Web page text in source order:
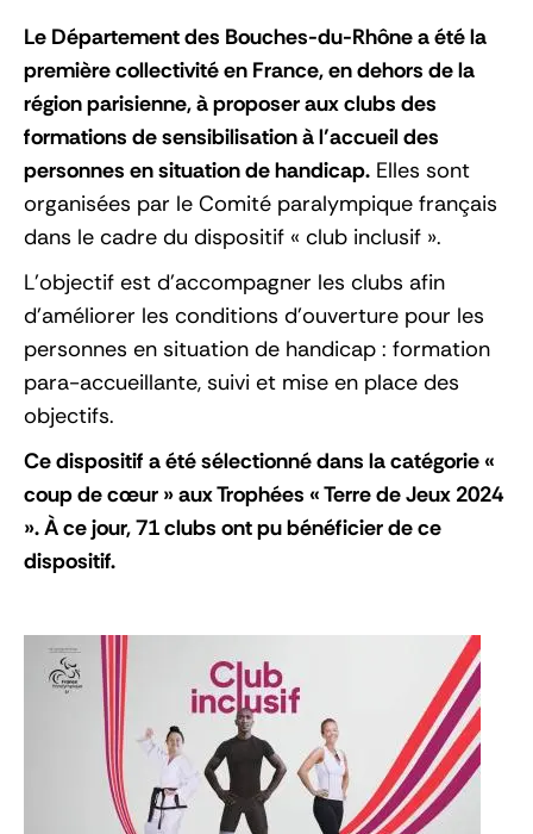
Le Département des Bouches-du-Rhône a été la
première collectivité en France, en dehors de la
région parisienne, à proposer aux clubs des
formations de sensibilisation à l’accueil des
personnes en situation de handicap. Elles sont
organisées par le Comité paralympique français
dans le cadre du dispositif « club inclusif ».
L’objectif est d’accompagner les clubs afin
d’améliorer les conditions d’ouverture pour les
personnes en situation de handicap : formation
para-accueillante, suivi et mise en place des
objectifs.
Ce dispositif a été sélectionné dans la catégorie «
coup de cœur » aux Trophées « Terre de Jeux 2024
». À ce jour, 71 clubs ont pu bénéficier de ce
dispositif.